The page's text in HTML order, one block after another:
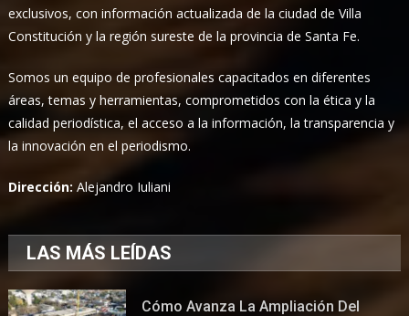
exclusivos, con información actualizada de la ciudad de Villa
Constitución y la región sureste de la provincia de Santa Fe.
Somos un equipo de profesionales capacitados en diferentes
áreas, temas y herramientas, comprometidos con la ética y la
calidad periodística, el acceso a la información, la transparencia y
la innovación en el periodismo.
Dirección:Alejandro Iuliani
LAS MÁS LEÍDAS
Cómo Avanza La Ampliación Del